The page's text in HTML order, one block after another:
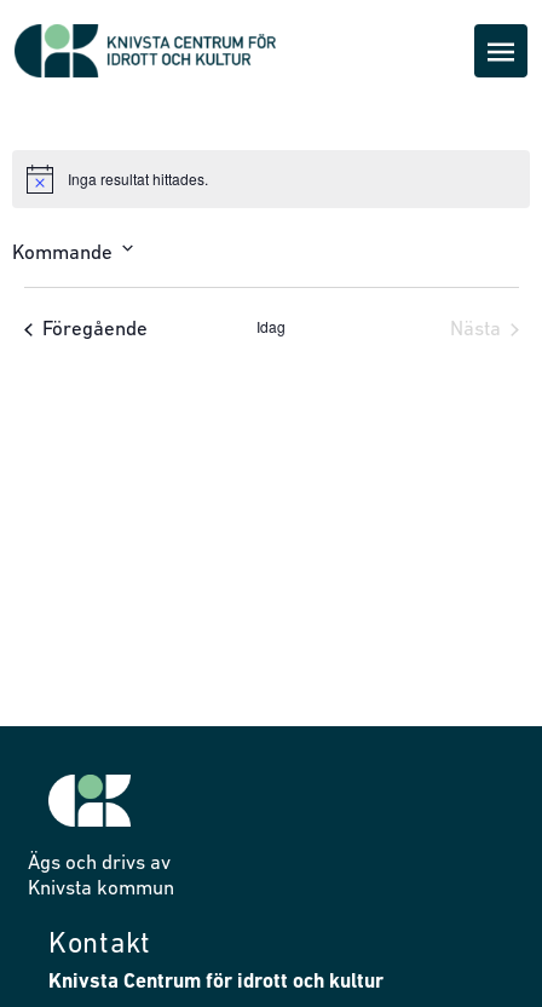
Notice
Inga resultat hittades.
Kommande
FöregåendeEvenemang Idag
Nästa
Ägs och drivs av
Knivsta kommun
Kontakt
Knivsta Centrum för idrott och kultur